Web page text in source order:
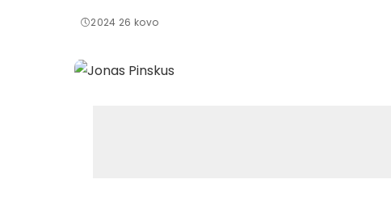
2024 26 kovo